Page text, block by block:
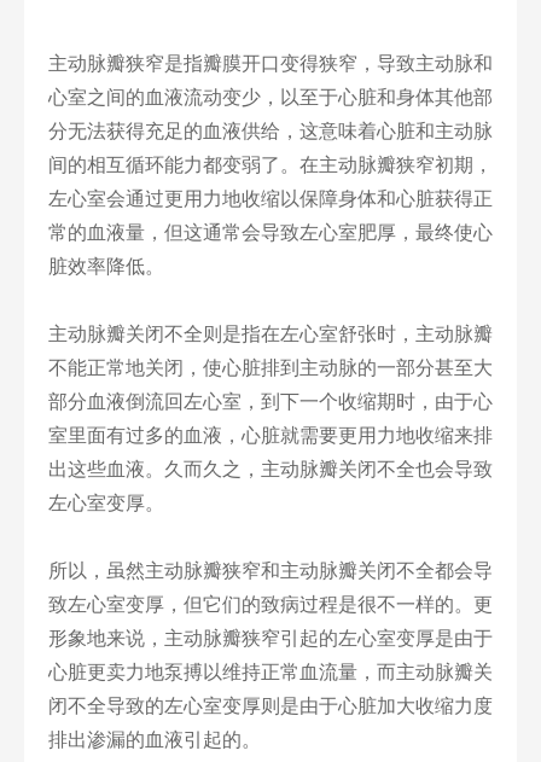
主动脉瓣狭窄是指瓣膜开口变得狭窄，导致主动脉和
心室之间的血液流动变少，以至于心脏和身体其他部
分无法获得充足的血液供给，这意味着心脏和主动脉
间的相互循环能力都变弱了。在主动脉瓣狭窄初期，
左心室会通过更用力地收缩以保障身体和心脏获得正
常的血液量，但这通常会导致左心室肥厚，最终使心
脏效率降低。
主动脉瓣关闭不全则是指在左心室舒张时，主动脉瓣
不能正常地关闭，使心脏排到主动脉的一部分甚至大
部分血液倒流回左心室，到下一个收缩期时，由于心
室里面有过多的血液，心脏就需要更用力地收缩来排
出这些血液。久而久之，主动脉瓣关闭不全也会导致
左心室变厚。
所以，虽然主动脉瓣狭窄和主动脉瓣关闭不全都会导
致左心室变厚，但它们的致病过程是很不一样的。更
形象地来说，主动脉瓣狭窄引起的左心室变厚是由于
心脏更卖力地泵搏以维持正常血流量，而主动脉瓣关
闭不全导致的左心室变厚则是由于心脏加大收缩力度
排出渗漏的血液引起的。